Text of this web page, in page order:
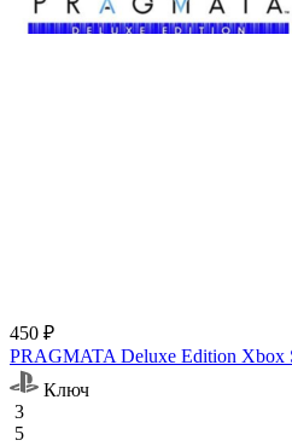
450 ₽
PRAGMATA Deluxe Edition Xbox
Ключ
3
5